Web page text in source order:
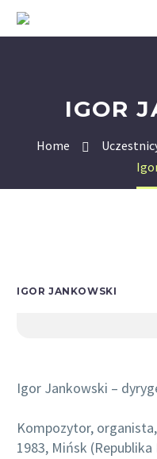
IGOR
Home
IGOR JANKOWSKI
Igor Jankowski –
Kompozytor,
1983, Mińsk